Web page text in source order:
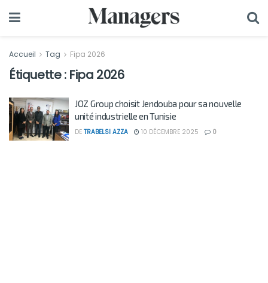
Accueil Tag Fipa 2026
Étiquette : Fipa 2026
JOZ Group choisit Jendouba pour sa nouvelle
unité industrielle en Tunisie
DE TRABELSI AZZA 10 DÉCEMBRE 2025 0